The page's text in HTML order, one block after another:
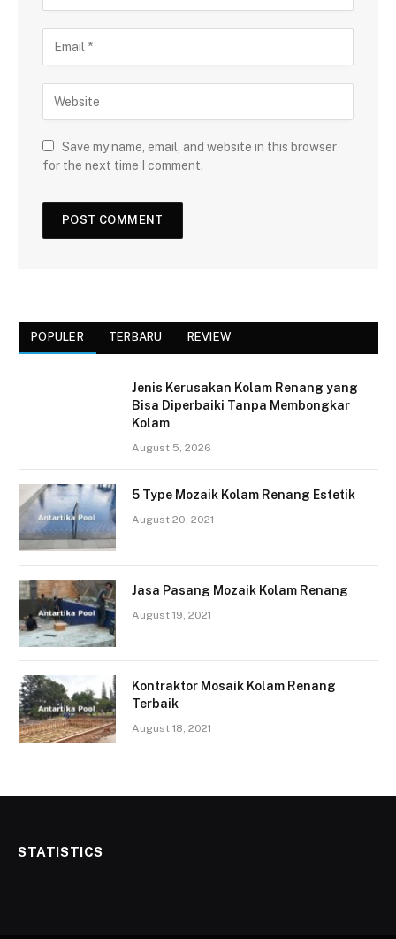
Save my name, email, and website in this browser
for the next time I comment.
POPULER TERBARU REVIEW
Jenis Kerusakan Kolam Renang yang
Bisa Diperbaiki Tanpa Membongkar
Kolam
August 5, 2026
5 Type Mozaik Kolam Renang Estetik
August 20, 2021
Jasa Pasang Mozaik Kolam Renang
August 19, 2021
Kontraktor Mosaik Kolam Renang
Terbaik
August 18, 2021
STATISTICS